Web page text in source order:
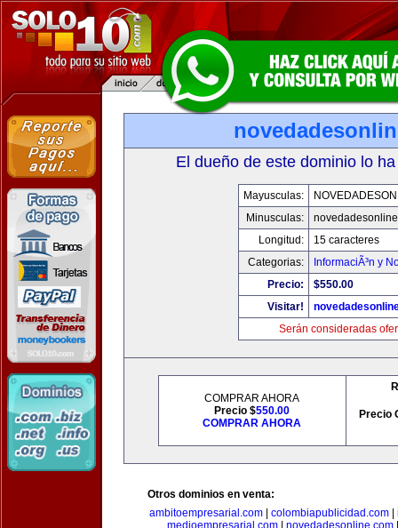
El dueño de este dominio lo
Mayusculas:
Minusculas:
Longitud:
15 caracteres
Categorias:
InformaciÃ³n y
Precio:
$550.00
Visitar!
Serán consideradas
COMPRAR AHORA
Precio $550.00
COMPRAR AHORA
Precio
Otros dominios en venta:
ambitoempresarial.com| colombiapublicidad.com|
medioempresarial.com| novedadesonline.com